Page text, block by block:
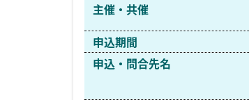
主催・共催
申込期間
申込・問合先名